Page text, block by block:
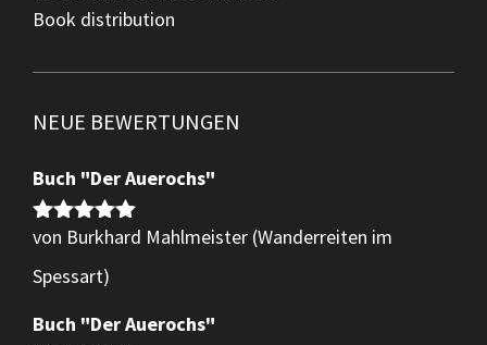
Book distribution
NEUE BEWERTUNGEN
Buch "Der Auerochs"
Bewertet
von Burkhard Mahlmeister (Wanderreiten im
Spessart)
Buch "Der Auerochs"